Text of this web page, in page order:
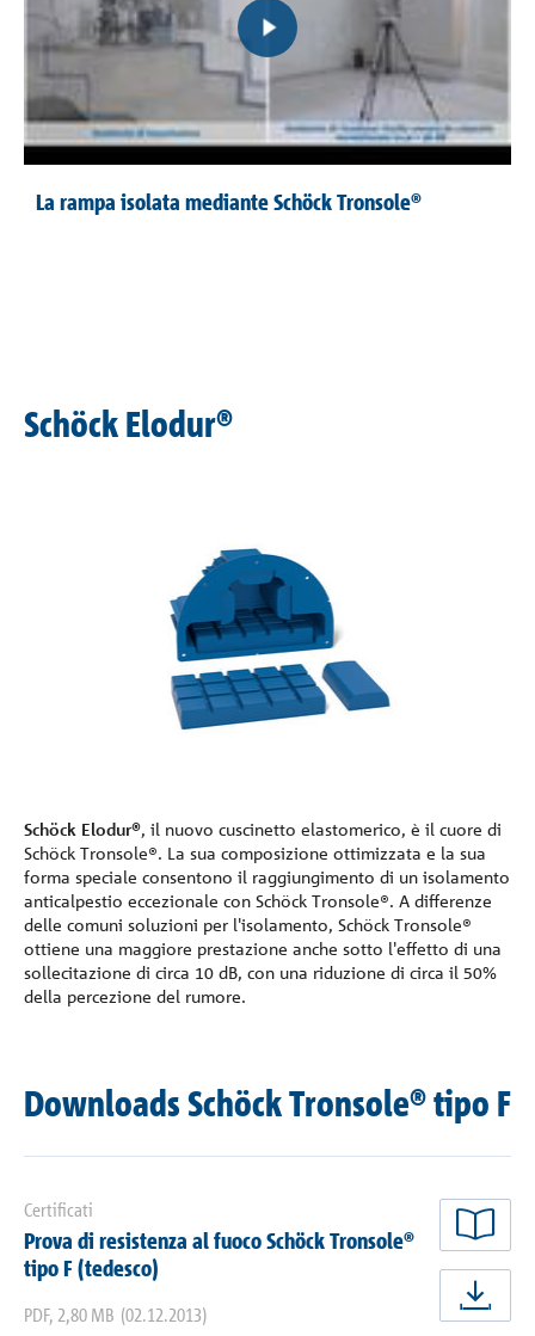
La rampa isolata mediante Schöck Tronsole®
Schöck Elodur®
Schöck Elodur®, il nuovo cuscinetto elastomerico, è il cuore di
Schöck Tronsole®. La sua composizione ottimizzata e la sua
forma speciale consentono il raggiungimento di un isolamento
anticalpestio eccezionale con Schöck Tronsole®. A differenze
delle comuni soluzioni per l'isolamento, Schöck Tronsole®
ottiene una maggiore prestazione anche sotto l'effetto di una
sollecitazione di circa 10 dB, con una riduzione di circa il 50%
della percezione del rumore.
Downloads Schöck Tronsole® tipo F
Certificati
Prova di resistenza al fuoco Schöck Tronsole®
tipo F (tedesco)
PDF, 2,80 MB (02.12.2013)